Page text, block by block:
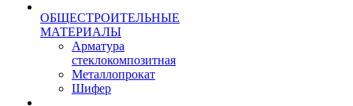
ОБЩЕСТРОИТЕЛЬНЫЕ
МАТЕРИАЛЫ
Арматура
стеклокомпозитная
Металлопрокат
Шифер